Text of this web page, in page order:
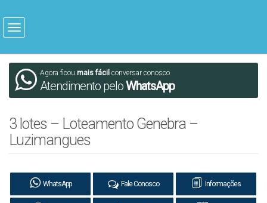
Agora ficou mais fácil conversar conosco
Atendimento peloWhatsApp
3 lotes – Loteamento Genebra –
Luzimangues
WhatsApp Fale Conosco Informações